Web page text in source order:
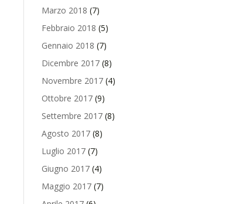
Marzo 2018 (7)
Febbraio 2018 (5)
Gennaio 2018 (7)
Dicembre 2017(8)
Novembre 2017(4)
Ottobre 2017(9)
Settembre 2017(8)
Agosto 2017(8)
Luglio 2017(7)
Giugno 2017(4)
Maggio 2017(7)